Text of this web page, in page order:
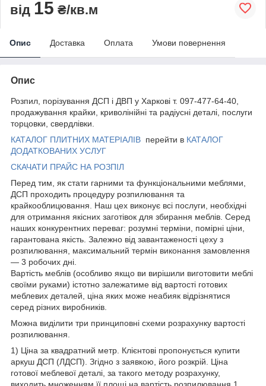
від 15 ₴/кв.м
Опис Доставка Оплата Умови повернення
Опис
Розпил, порізування ДСП і ДВП у Харкові т. 097-477-64-40,
продажування крайки, криволінійні та радіусні деталі, послуги
торцовки, свердлівки.
КАТАЛОГ ПЛИТНИХ МАТЕРІАЛІВ перейти в КАТАЛОГ
ДОДАТКОВАНИХ УСЛУГ
СКАЧАТИ ПРАЙС НА РОЗПІЛ
Перед тим, як стати гарними та функціональними меблями,
ДСП проходить процедуру розпилювання та
крайкооблицювання. Наш цех виконує всі послуги, необхідні
для отримання якісних заготівок для збирання меблів. Серед
наших конкурентних переваг: розумні терміни, помірні ціни,
гарантована якість. Залежно від завантаженості цеху з
розпилювання, максимальний термін виконання замовлення
— 3 робочих дні.
Вартість меблів (особливо якщо ви вирішили виготовити меблі
своїми руками) істотно залежатиме від вартості готових
меблевих деталей, ціна яких може неабияк відрізнятися
серед різних виробників.
Можна виділити три принциповні схеми розрахунку вартості
розпилювання.
1) Ціна за квадратний метр. Клієнтові пропонується купити
аркуш ДСП (ЛДСП). Згідно з заявкою, його розкрій. Ціна
готової меблевої деталі, за такого методу розрахунку,
виходить множенням її площі на вартість розпилювання 1